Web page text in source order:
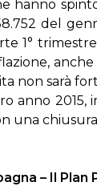
han­no
del
1°
non sa­rà
an­no 2015,
una
– Il